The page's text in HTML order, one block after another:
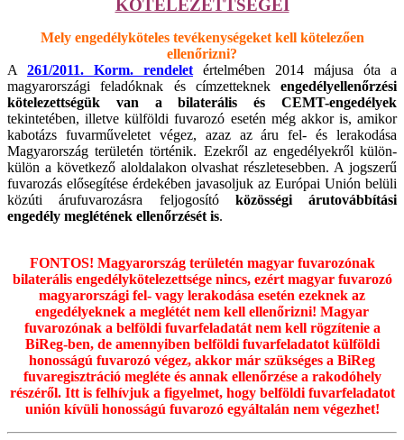
KÖTELEZETTSÉGEI
Mely engedélyköteles tevékenységeket kell kötelezően
ellenőrizni?
A 261/2011. Korm. rendeletértelmében 2014 májusa óta a
magyarországi feladóknak és címzetteknek engedélyellenőrzési
kötelezettségük van a bilaterális és CEMT-engedélyek
tekintetében, illetve külföldi fuvarozó esetén még akkor is, amikor
kabotázs fuvarműveletet végez, azaz az áru fel- és lerakodása
Magyarország területén történik. Ezekről az engedélyekről külön-
külön a következő aloldalakon olvashat részletesebben. A jogszerű
fuvarozás elősegítése érdekében javasoljuk az Európai Unión belüli
közúti árufuvarozásra feljogosító közösségi árutovábbítási
engedély meglétének ellenőrzését is.
FONTOS! Magyarország területén magyar fuvarozónak
bilaterális engedélykötelezettsége nincs, ezért magyar fuvarozó
magyarországi fel- vagy lerakodása esetén ezeknek az
engedélyeknek a meglétét nem kell ellenőrizni! Magyar
fuvarozónak a belföldi fuvarfeladatát nem kell rögzítenie a
BiReg-ben, de amennyiben belföldi fuvarfeladatot külföldi
honosságú fuvarozó végez, akkor már szükséges a BiReg
fuvaregisztráció megléte és annak ellenőrzése a rakodóhely
részéről. Itt is felhívjuk a figyelmet, hogy belföldi fuvarfeladatot
unión kívüli honosságú fuvarozó egyáltalán nem végezhet!